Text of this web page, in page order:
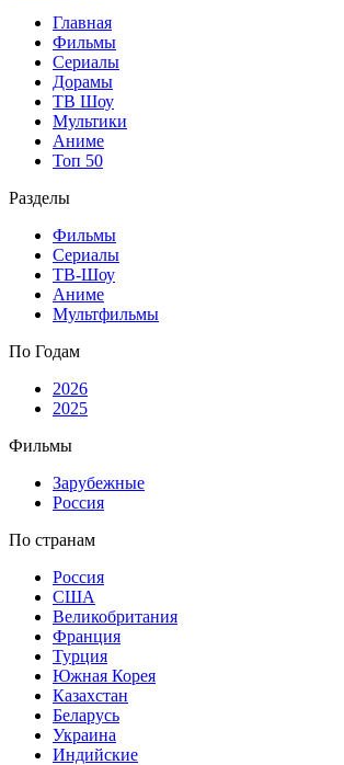
Главная
Фильмы
Сериалы
Дорамы
ТВ Шоу
Мультики
Аниме
Топ 50
Разделы
Фильмы
Сериалы
ТВ-Шоу
Аниме
Мультфильмы
По Годам
2026
2025
Фильмы
Зарубежные
Россия
По странам
Россия
США
Великобритания
Франция
Турция
Южная Корея
Казахстан
Беларусь
Украина
Индийские